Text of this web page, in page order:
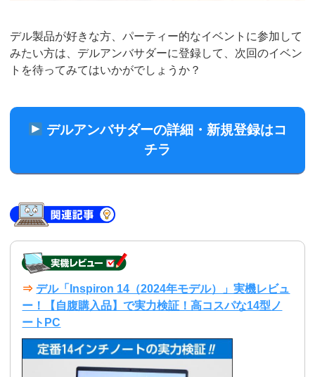
デル製品が好きな方、パーティー的なイベントに参加して
みたい方は、デルアンバサダーに登録して、次回のイベン
トを待ってみてはいかがでしょうか？
デルアンバサダーの詳細・新規登録はコ
チラ
⇒ デル「Inspiron 14（2024年モデル）」実機レビュ
ー！【自腹購入品】で実力検証！高コスパな14型ノ
ートPC